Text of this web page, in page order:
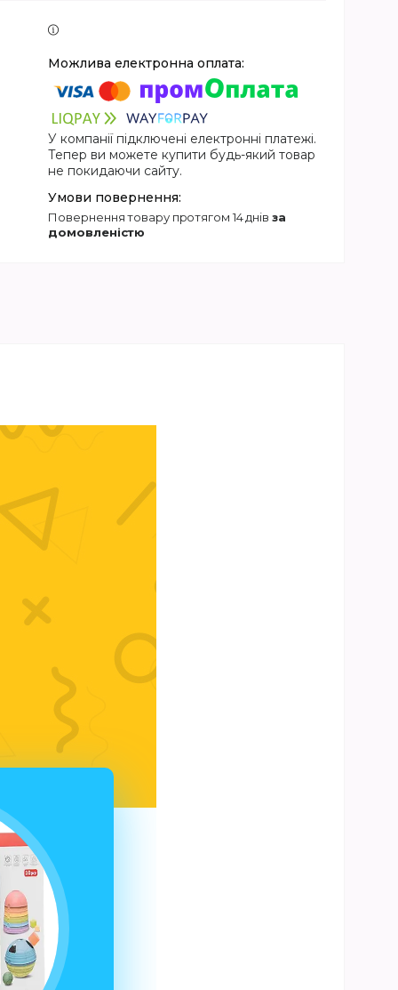
У компанії підключені електронні платежі.
Тепер ви можете купити будь-який товар
не покидаючи сайту.
повернення товару протягом 14 днів за
домовленістю